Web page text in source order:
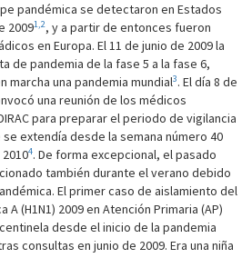
pandémica se detectaron en Estados
20091,2, y a partir de entonces fueron
en Europa. El 11 de junio de 2009 la
de pandemia de la fase 5 a la fase 6,
marcha una pandemia mundial3. El día 8 de
una reunión de los médicos
para preparar el periodo de vigilancia
extendía desde la semana número 40
4. De forma excepcional, el pasado
también durante el verano debido
El primer caso de aislamiento del
(H1N1) 2009 en Atención Primaria (AP)
desde el inicio de la pandemia
consultas en junio de 2009. Era una niña